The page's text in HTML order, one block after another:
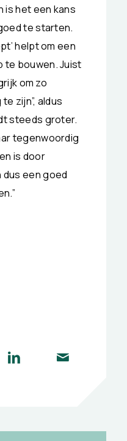
is het een kans
te starten.
helpt om een
te bouwen. Juist
om zo
zijn”, aldus
steeds groter.
tegenwoordig
is door
een goed